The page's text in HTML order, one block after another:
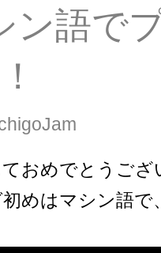
ン語で
おめでとうござ
めはマシン語で